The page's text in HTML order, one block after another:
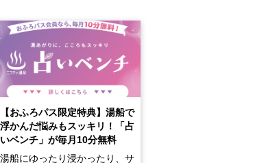
【おふろパス限定特典】湯船で
浮かんだ悩みもスッキリ！「占
いベンチ」が毎月10分無料
湯船にゆったり浸かったり、サ